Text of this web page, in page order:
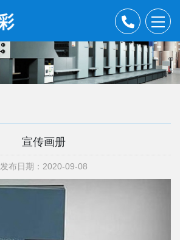
宣传画册
发布日期：2020-09-08